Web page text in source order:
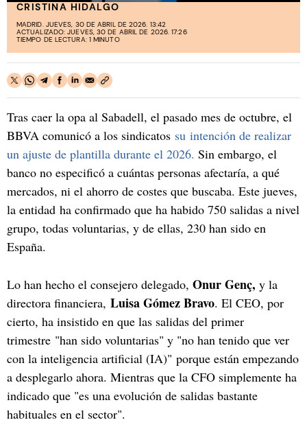
CRISTINA HIDALGO
MADRID. JUEVES, 30 DE ABRIL DE 2026. 13:42
ACTUALIZADO: JUEVES, 30 DE ABRIL DE 2026. 17:26
TIEMPO DE LECTURA: 1 MINUTO
Tras caer la opa al Sabadell, el pasado mes de octubre, el
BBVA comunicó a los sindicatos su intención de realizar
un ajuste de plantilla durante el 2026. Sin embargo, el
banco no especificó a cuántas personas afectaría, a qué
mercados, ni el ahorro de costes que buscaba. Este jueves,
la entidad ha confirmado que ha habido 750 salidas a nivel
grupo, todas voluntarias, y de ellas, 230 han sido en
España.
Lo han hecho el consejero delegado, Onur Genç, y la
directora financiera, Luisa Gómez Bravo. El CEO, por
cierto, ha insistido en que las salidas del primer
trimestre "han sido voluntarias" y "no han tenido que ver
con la inteligencia artificial (IA)" porque están empezando
a desplegarlo ahora. Mientras que la CFO simplemente ha
indicado que "es una evolución de salidas bastante
habituales en el sector".